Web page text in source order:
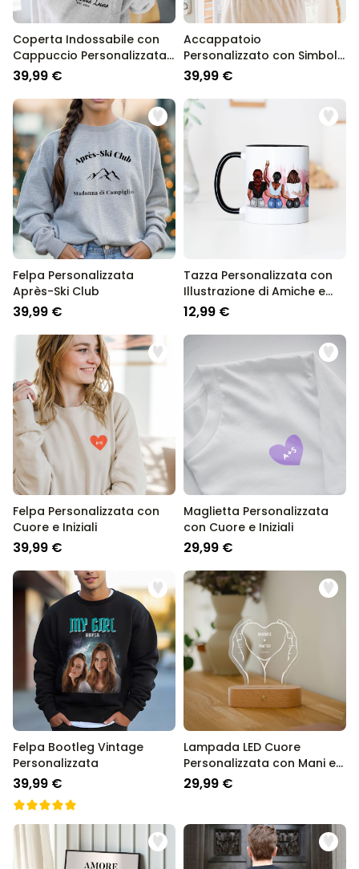
Coperta Indossabile con
Cappuccio Personalizzata
Ritratto Fotografico in Stile
39,99 €
Accappatoio
Personalizzato con Simboli
e Nome
39,99 €
Felpa Personalizzata
Après-Ski Club
39,99 €
Tazza Personalizzata con
Illustrazione di Amiche e
Testo
12,99 €
Felpa Personalizzata con
Cuore e Iniziali
39,99 €
Maglietta Personalizzata
con Cuore e Iniziali
29,99 €
Felpa Bootleg Vintage
Personalizzata
39,99 €
Lampada LED Cuore
Personalizzata con Mani e
Nome
29,99 €